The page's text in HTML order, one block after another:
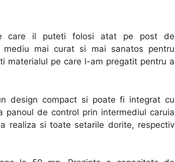
care il puteti folosi atat pe post de
mai curat si mai sanatos pentru
materialul pe care l-am pregatit pentru a
design compact si poate fi integrat cu
panoul de control prin intermediul caruia
realiza si toate setarile dorite, respectiv